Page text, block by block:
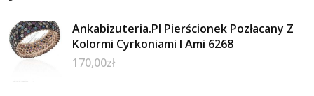
Ankabizuteria.Pl Pierścionek Pozłacany Z
Kolormi Cyrkoniami I Ami 6268
170,00zł